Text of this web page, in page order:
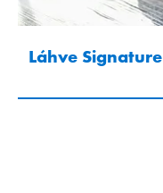
Láhve Signature